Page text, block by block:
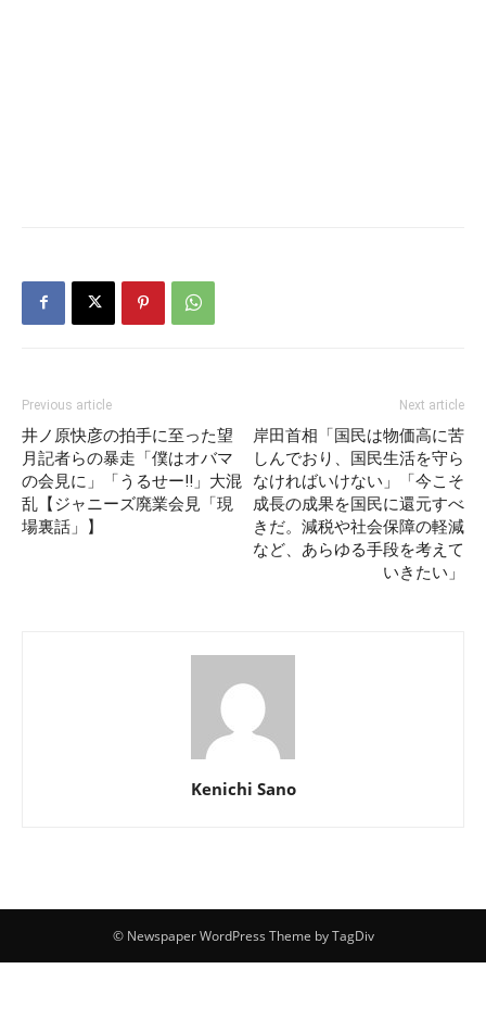
Previous article
井ノ原快彦の拍手に至った望
月記者らの暴走「僕はオバマ
の会見に」「うるせー!!」大混
乱【ジャニーズ廃業会見「現
場裏話」】
Next article
岸田首相「国民は物価高に苦
しんでおり、国民生活を守ら
なければいけない」「今こそ
成長の成果を国民に還元すべ
きだ。減税や社会保障の軽減
など、あらゆる手段を考えて
いきたい」
Kenichi Sano
© Newspaper WordPress Theme by TagDiv